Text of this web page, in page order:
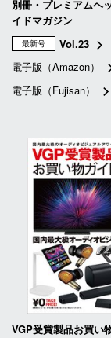
別冊・プレミアムヘ
イドマガジン
最新号
Vol.23
電子版（Amazon）
電子版（Fujisan）
VGP受賞製品お買い